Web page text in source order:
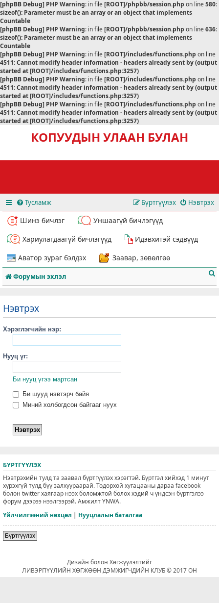
[phpBB Debug] PHP Warning: in file[ROOT]/phpbb/session.php on line580:
sizeof(): Parameter must be an array or an object that implements
Countable
[phpBB Debug] PHP Warning: in file[ROOT]/phpbb/session.php on line636:
sizeof(): Parameter must be an array or an object that implements
Countable
[phpBB Debug] PHP Warning: in file[ROOT]/includes/functions.php on line
4511:Cannot modify header information - headers already sent by (output
started at [ROOT]/includes/functions.php:3257)
[phpBB Debug] PHP Warning: in file[ROOT]/includes/functions.php on line
4511:Cannot modify header information - headers already sent by (output
started at [ROOT]/includes/functions.php:3257)
[phpBB Debug] PHP Warning: in file[ROOT]/includes/functions.php on line
4511:Cannot modify header information - headers already sent by (output
started at [ROOT]/includes/functions.php:3257)
КОПУУДЫН УЛААН БУЛАН
Тусламж Нэвтрэх
Бүртгүүлэх
Шинэ бичлэг
Уншаагүй бичлэгүүд
Хариулагдаагүй бичлэгүүд
Идэвхитэй сэдвүүд
Аватор зураг бэлдэх
Заавар, зөвөлгөө
Форумын эхлэл
Нэвтрэх
Хэрэглэгчийн нэр:
Нууц үг:
Би нууц үгээ мартсан
Би шууд нэвтэрч байя
Миний холбогдсон байгааг нуух
БҮРТГҮҮЛЭХ
Нэвтрэхийн тулд та заавал бүртгүүлэх хэрэгтэй. Бүртгэл хийхэд 1 минут
хүрэхгүй тулд бүү залхуураарай. Тодорхой хугацааны дараа facebook
болон twitter хаягаар нээх боломжтой болох хэдий ч үндсэн бүртгэлээ
форум дээрээ нээлгээрэй. Амжилт YNWA.
Үйлчилгээний нөхцөл | Нууцлалын баталгаа
Бүртгүүлэх
Дизайн болон Хөгжүүлэлтийг
ЛИВЭРПҮҮЛИЙН ХӨГЖӨӨН ДЭМЖИГЧДИЙН КЛУБ © 2017 ОН